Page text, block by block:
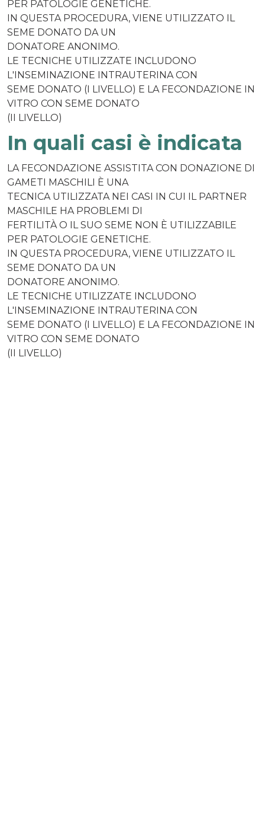
PER PATOLOGIE GENETICHE.
IN QUESTA PROCEDURA, VIENE UTILIZZATO IL
SEME DONATO DA UN
DONATORE ANONIMO.
LE TECNICHE UTILIZZATE INCLUDONO
L'INSEMINAZIONE INTRAUTERINA CON
SEME DONATO (I LIVELLO) E LA FECONDAZIONE IN
VITRO CON SEME DONATO
(II LIVELLO)
In quali casi è indicata
LA FECONDAZIONE ASSISTITA CON DONAZIONE DI
GAMETI MASCHILI È UNA
TECNICA UTILIZZATA NEI CASI IN CUI IL PARTNER
MASCHILE HA PROBLEMI DI
FERTILITÀ O IL SUO SEME NON È UTILIZZABILE
PER PATOLOGIE GENETICHE.
IN QUESTA PROCEDURA, VIENE UTILIZZATO IL
SEME DONATO DA UN
DONATORE ANONIMO.
LE TECNICHE UTILIZZATE INCLUDONO
L'INSEMINAZIONE INTRAUTERINA CON
SEME DONATO (I LIVELLO) E LA FECONDAZIONE IN
VITRO CON SEME DONATO
(II LIVELLO)